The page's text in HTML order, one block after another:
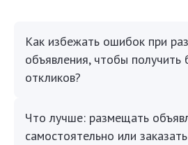
Как избежать ошибок при
объявления, чтобы получить
откликов?
Что лучше: размещать
самостоятельно или заказать